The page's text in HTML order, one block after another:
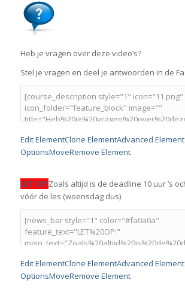
Heb je vragen over deze video’s?
Stel je vragen en deel je antwoorden in de
Edit ElementClone ElementAdvanced Element
OptionsMoveRemove Element
LET OP:Zoals altijd is de deadline 10 uur ’s
vóór de les (woensdag dus)
Edit ElementClone ElementAdvanced Element
OptionsMoveRemove Element